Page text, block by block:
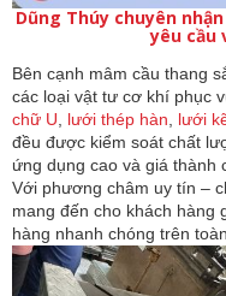
Dũng Thúy chuyên
yêu cầu
Bên cạnh mâm cầu thang
các loại vật tư cơ khí phục
chữ U
lưới thép hàn lưới
đều được kiểm soát chất
ứng dụng cao và giá thành
Với phương châm uy tín –
mang đến cho khách hàng
hàng nhanh chóng trên